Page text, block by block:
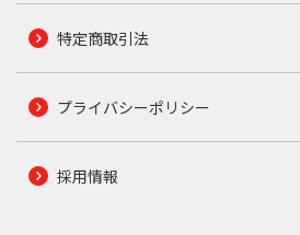
特定商取引法
プライバシーポリシー
採用情報